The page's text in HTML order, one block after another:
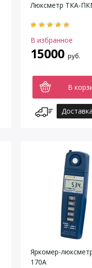
Люксметр ТКА-
В избранное
15000 руб.
В
Яркомер-
170A